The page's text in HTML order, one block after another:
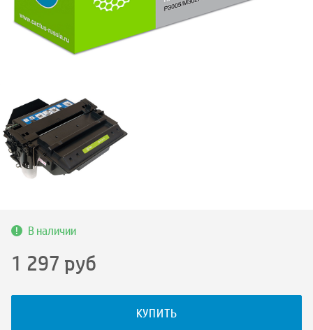
В наличии
1 297 руб
КУПИТЬ